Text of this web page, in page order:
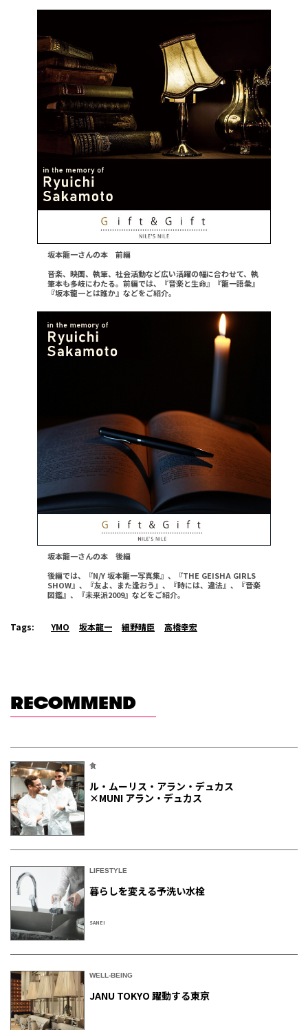
坂本龍一さんの本 前編
音楽、映画、執筆、社会活動など広い活躍の幅に合わせて、執
筆本も多岐にわたる。前編では、『音楽と生命』『龍一語彙』
『坂本龍一とは誰か』などをご紹介。
坂本龍一さんの本 後編
後編では、『N/Y 坂本龍一写真集』、『THE GEISHA GIRLS
SHOW』、『友よ、また逢おう』、『時には、違法』、『音楽
図鑑』、『未来派2009』などをご紹介。
Tags: YMO 坂本龍一 細野晴臣 高橋幸宏
RECOMMEND
食
ル・ムーリス・アラン・デュカス
×MUNI アラン・デュカス
LIFESTYLE
暮らしを変える予洗い水栓
SANEI
WELL-BEING
JANU TOKYO 躍動する東京